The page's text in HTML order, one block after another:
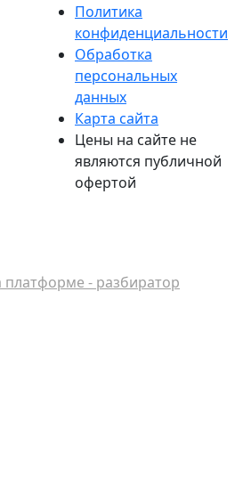
Политика
конфиденциальности
Обработка
персональных
данных
Карта сайта
Цены на сайте не
являются публичной
офертой
платформе - разбиратор